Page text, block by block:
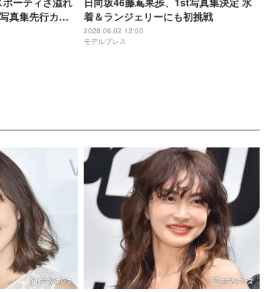
真集先行カッ
着＆ランジェリーにも初挑戦
2026.06.02 12:00
モデルプレス